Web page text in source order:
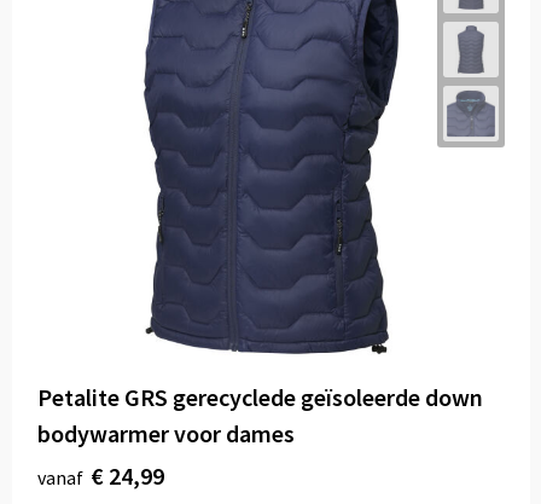
Petalite GRS gerecyclede geïsoleerde down
bodywarmer voor dames
vanaf € 24,99